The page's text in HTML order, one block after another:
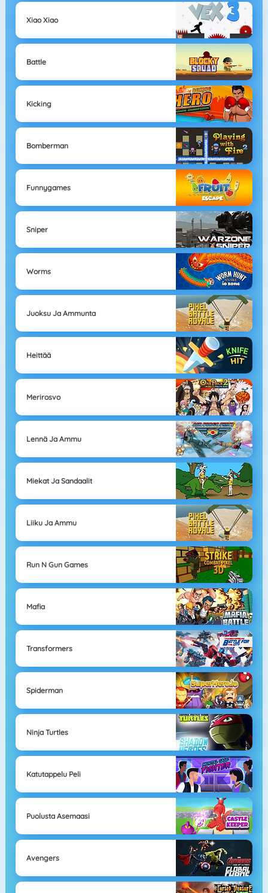
Xiao Xiao
Battle
Kicking
Bomberman
Funnygames
Sniper
Worms
Juoksu Ja Ammunta
Heittää
Merirosvo
Lennä Ja Ammu
Miekat Ja Sandaalit
Liiku Ja Ammu
Run N Gun Games
Mafia
Transformers
Spiderman
Ninja Turtles
Katutappelu Peli
Puolusta Asemaasi
Avengers